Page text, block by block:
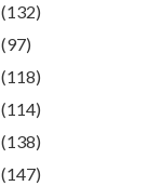
(132)
(97)
(118)
(114)
(138)
(147)